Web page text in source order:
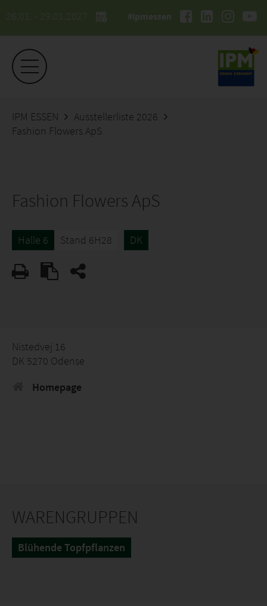
26.01. - 29.01.2027 #ipmessen
IPM ESSEN
Ausstellerliste 2026
Fashion Flowers ApS
Fashion Flowers ApS
Halle 6 Stand 6H28 DK
Nistedvej 16
DK 5270 Odense
Homepage
WARENGRUPPEN
Blühende Topfpflanzen